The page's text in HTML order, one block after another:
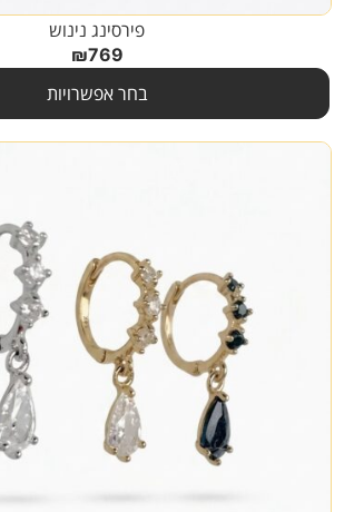
פירסינג נינוש
₪769
בחר אפשרויות